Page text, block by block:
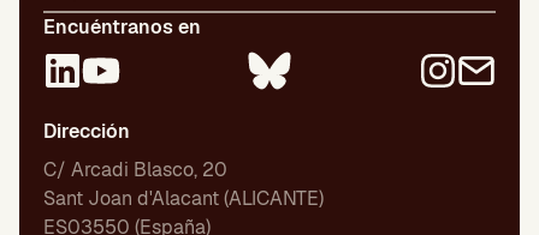
Encuéntranos en
Dirección
C/ Arcadi Blasco, 20
Sant Joan d'Alacant (ALICANTE)
ES03550 (España)